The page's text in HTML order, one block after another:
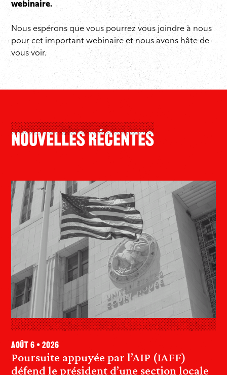
webinaire.
Nous espérons que vous pourrez vous joindre à nous
pour cet important webinaire et nous avons hâte de
vous voir.
Nouvelles Récentes
Poursuite appuyée par l’AIP (IAFF)
défend le président d’une section locale
août 6 • 2026